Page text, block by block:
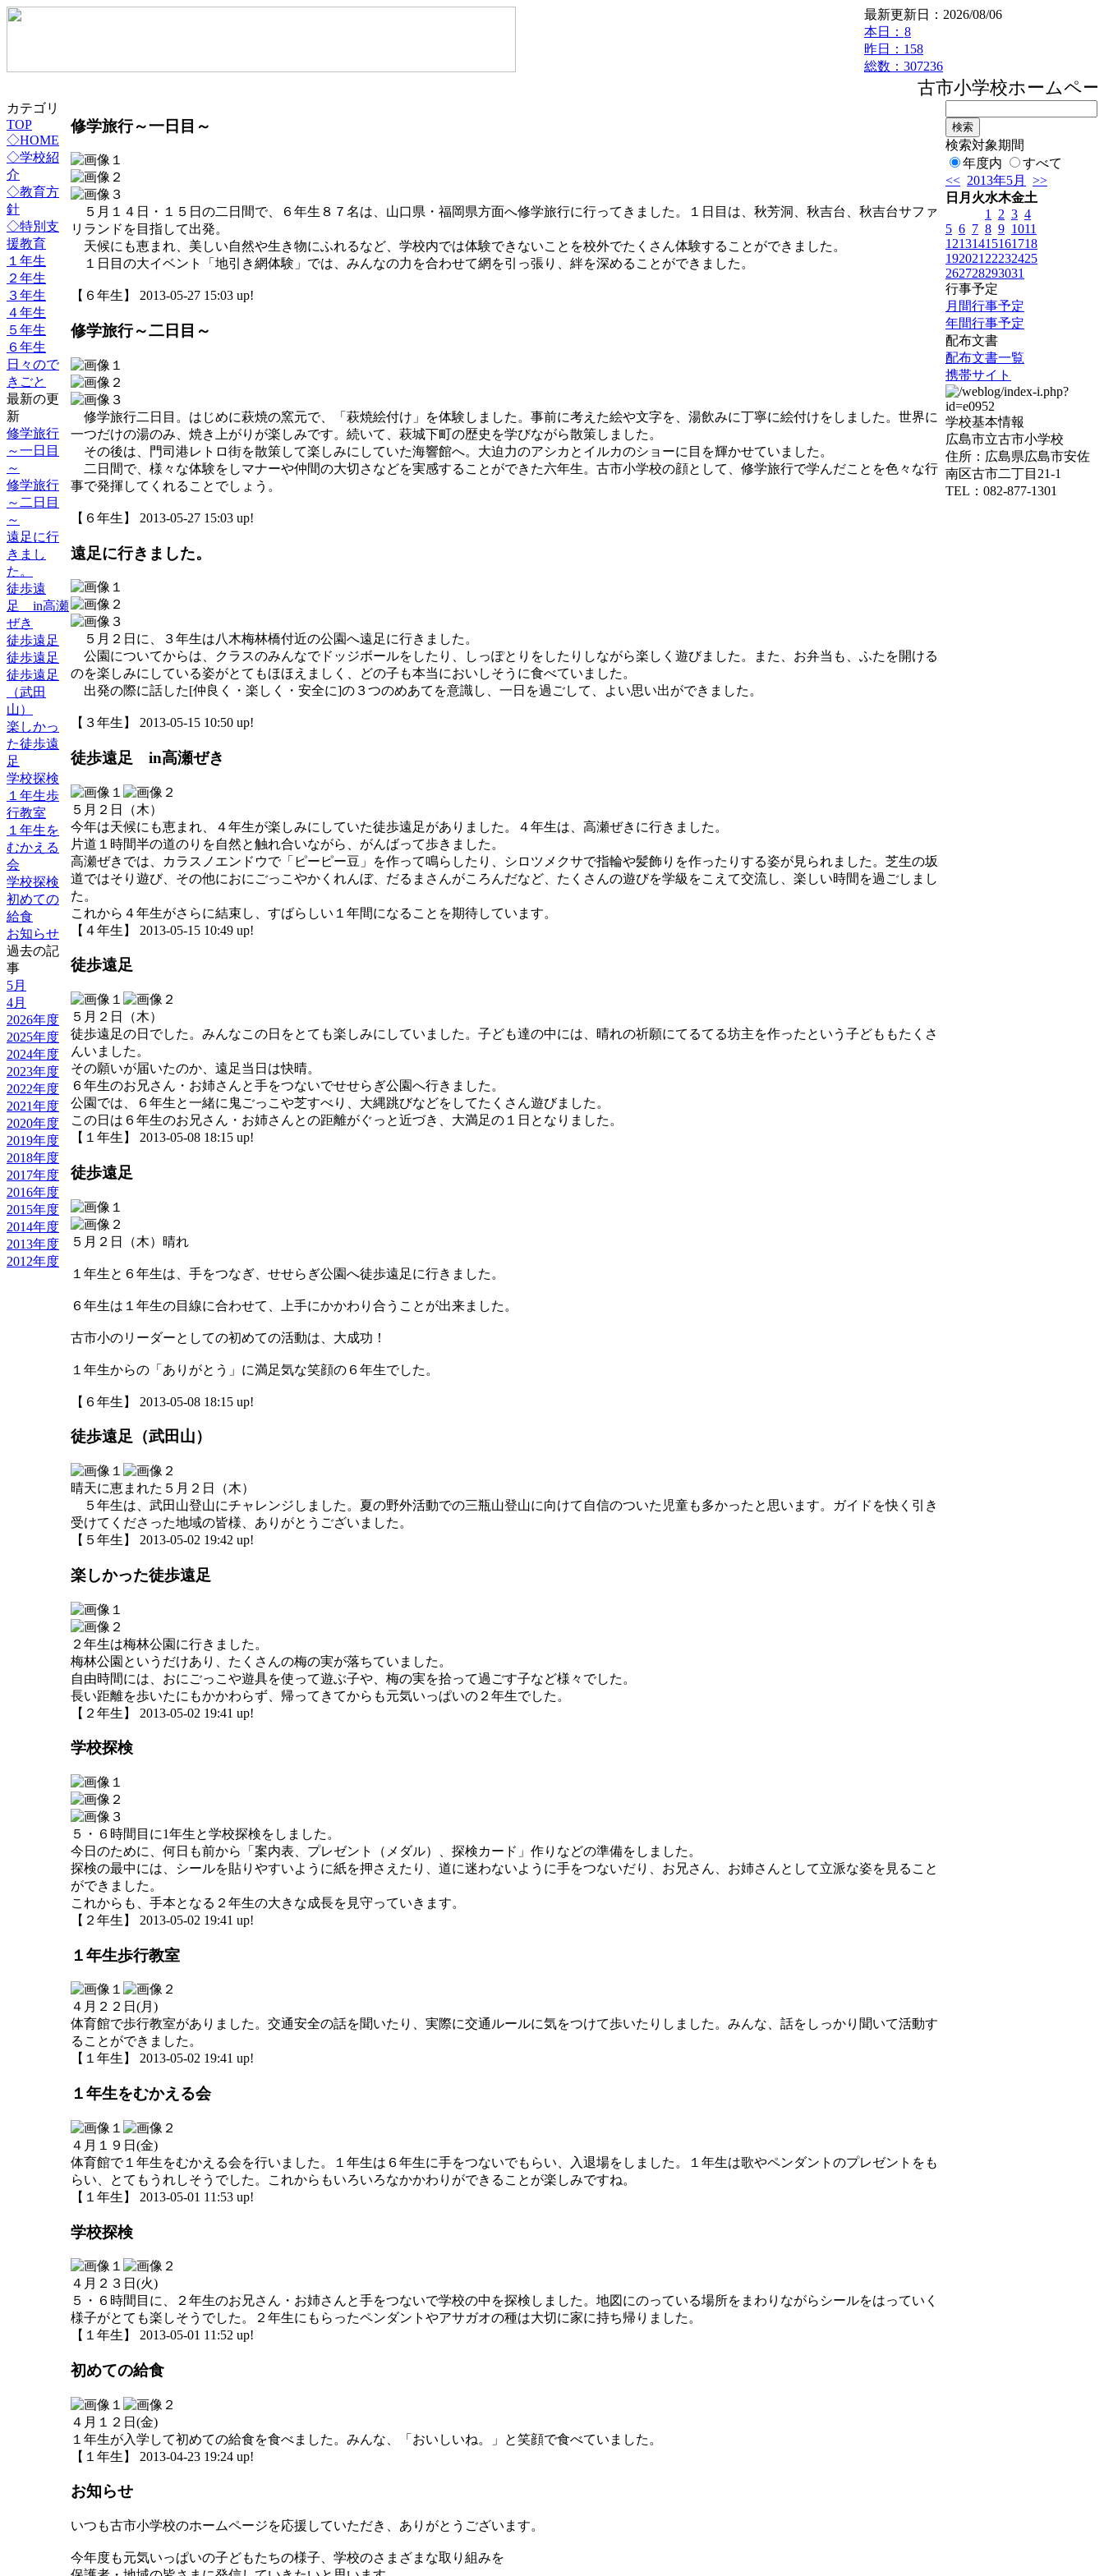
最新更新日：2026/08/06
本日： 8
昨日：158
総数：307236
古市小学校ホームペー
カテゴリ
TOP
◇HOME
◇学校紹
介
◇教育方
針
◇特別支
援教育
１年生
２年生
３年生
４年生
５年生
６年生
日々ので
きごと
最新の更
新
修学旅行
～一日目
～
修学旅行
～二日目
～
遠足に行
きまし
た。
徒歩遠
足 in高瀬
ぜき
徒歩遠足
徒歩遠足
徒歩遠足
（武田
山）
楽しかっ
た徒歩遠
足
学校探検
１年生歩
行教室
１年生を
むかえる
会
学校探検
初めての
給食
お知らせ
過去の記
事
5月
4月
2026年度
2025年度
2024年度
2023年度
2022年度
2021年度
2020年度
2019年度
2018年度
2017年度
2016年度
2015年度
2014年度
2013年度
2012年度
修学旅行～一日目～
５月１４日・１５日の二日間で、６年生８７名は、山口県・福岡県方面へ修学旅行に行ってきました。１日目は、秋芳洞、秋吉台、秋吉台サファ
リランドを目指して出発。
天候にも恵まれ、美しい自然や生き物にふれるなど、学校内では体験できないことを校外でたくさん体験することができました。
１日目の大イベント「地引き網体験」では、みんなの力を合わせて網を引っ張り、絆を深めることができました。
【６年生】 2013-05-27 15:03 up!
修学旅行～二日目～
修学旅行二日目。はじめに萩焼の窯元で、「萩焼絵付け」を体験しました。事前に考えた絵や文字を、湯飲みに丁寧に絵付けをしました。世界に
一つだけの湯のみ、焼き上がりが楽しみです。続いて、萩城下町の歴史を学びながら散策しました。
その後は、門司港レトロ街を散策して楽しみにしていた海響館へ。大迫力のアシカとイルカのショーに目を輝かせていました。
二日間で、様々な体験をしマナーや仲間の大切さなどを実感することができた六年生。古市小学校の顔として、修学旅行で学んだことを色々な行
事で発揮してくれることでしょう。
【６年生】 2013-05-27 15:03 up!
遠足に行きました。
５月２日に、３年生は八木梅林橋付近の公園へ遠足に行きました。
公園についてからは、クラスのみんなでドッジボールをしたり、しっぽとりをしたりしながら楽しく遊びました。また、お弁当も、ふたを開ける
のを楽しみにしている姿がとてもほほえましく、どの子も本当においしそうに食べていました。
出発の際に話した[仲良く・楽しく・安全に]の３つのめあてを意識し、一日を過ごして、よい思い出ができました。
【３年生】 2013-05-15 10:50 up!
徒歩遠足 in高瀬ぜき
５月２日（木）
今年は天候にも恵まれ、４年生が楽しみにしていた徒歩遠足がありました。４年生は、高瀬ぜきに行きました。
片道１時間半の道のりを自然と触れ合いながら、がんばって歩きました。
高瀬ぜきでは、カラスノエンドウで「ピーピー豆」を作って鳴らしたり、シロツメクサで指輪や髪飾りを作ったりする姿が見られました。芝生の坂
道ではそり遊び、その他におにごっこやかくれんぼ、だるまさんがころんだなど、たくさんの遊びを学級をこえて交流し、楽しい時間を過ごしまし
た。
これから４年生がさらに結束し、すばらしい１年間になることを期待しています。
【４年生】 2013-05-15 10:49 up!
徒歩遠足
５月２日（木）
徒歩遠足の日でした。みんなこの日をとても楽しみにしていました。子ども達の中には、晴れの祈願にてるてる坊主を作ったという子どももたくさ
んいました。
その願いが届いたのか、遠足当日は快晴。
６年生のお兄さん・お姉さんと手をつないでせせらぎ公園へ行きました。
公園では、６年生と一緒に鬼ごっこや芝すべり、大縄跳びなどをしてたくさん遊びました。
この日は６年生のお兄さん・お姉さんとの距離がぐっと近づき、大満足の１日となりました。
【１年生】 2013-05-08 18:15 up!
徒歩遠足
５月２日（木）晴れ
１年生と６年生は、手をつなぎ、せせらぎ公園へ徒歩遠足に行きました。
６年生は１年生の目線に合わせて、上手にかかわり合うことが出来ました。
古市小のリーダーとしての初めての活動は、大成功！
１年生からの「ありがとう」に満足気な笑顔の６年生でした。
【６年生】 2013-05-08 18:15 up!
徒歩遠足（武田山）
晴天に恵まれた５月２日（木）
５年生は、武田山登山にチャレンジしました。夏の野外活動での三瓶山登山に向けて自信のついた児童も多かったと思います。ガイドを快く引き
受けてくださった地域の皆様、ありがとうございました。
【５年生】 2013-05-02 19:42 up!
楽しかった徒歩遠足
２年生は梅林公園に行きました。
梅林公園というだけあり、たくさんの梅の実が落ちていました。
自由時間には、おにごっこや遊具を使って遊ぶ子や、梅の実を拾って過ごす子など様々でした。
長い距離を歩いたにもかかわらず、帰ってきてからも元気いっぱいの２年生でした。
【２年生】 2013-05-02 19:41 up!
学校探検
５・６時間目に1年生と学校探検をしました。
今日のために、何日も前から「案内表、プレゼント（メダル）、探検カード」作りなどの準備をしました。
探検の最中には、シールを貼りやすいように紙を押さえたり、道に迷わないように手をつないだり、お兄さん、お姉さんとして立派な姿を見ること
ができました。
これからも、手本となる２年生の大きな成長を見守っていきます。
【２年生】 2013-05-02 19:41 up!
１年生歩行教室
４月２２日(月)
体育館で歩行教室がありました。交通安全の話を聞いたり、実際に交通ルールに気をつけて歩いたりしました。みんな、話をしっかり聞いて活動す
ることができました。
【１年生】 2013-05-02 19:41 up!
１年生をむかえる会
４月１９日(金)
体育館で１年生をむかえる会を行いました。１年生は６年生に手をつないでもらい、入退場をしました。１年生は歌やペンダントのプレゼントをも
らい、とてもうれしそうでした。これからもいろいろなかかわりができることが楽しみですね。
【１年生】 2013-05-01 11:53 up!
学校探検
４月２３日(火)
５・６時間目に、２年生のお兄さん・お姉さんと手をつないで学校の中を探検しました。地図にのっている場所をまわりながらシールをはっていく
様子がとても楽しそうでした。２年生にもらったペンダントやアサガオの種は大切に家に持ち帰りました。
【１年生】 2013-05-01 11:52 up!
初めての給食
４月１２日(金)
１年生が入学して初めての給食を食べました。みんな、「おいしいね。」と笑顔で食べていました。
【１年生】 2013-04-23 19:24 up!
お知らせ
いつも古市小学校のホームページを応援していただき、ありがとうございます。
今年度も元気いっぱいの子どもたちの様子、学校のさまざまな取り組みを
検索対象期間
年度内
すべて
<< 2013年5月
>>
日 月 火水木金土
1
2 3 4
5 6 7 8 9 1011
12131415161718
192021 22232425
262728293031
行事予定
月間行事予定
年間行事予定
配布文書
配布文書一覧
携帯サイト
学校基本情報
広島市立古市小学校
住所：広島県広島市安佐
南区古市二丁目21-1
TEL：082-877-1301